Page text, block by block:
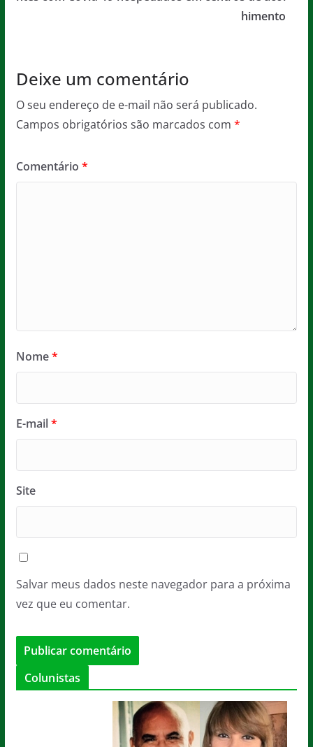
himento
Deixe um comentário
O seu endereço de e-mail não será publicado.
Campos obrigatórios são marcados com *
Comentário *
Nome*
E-mail*
Site
Salvar meus dados neste navegador para a próxima
vez que eu comentar.
Colunistas